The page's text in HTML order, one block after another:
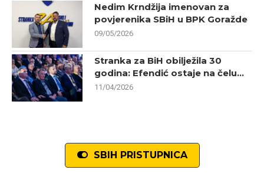
Nedim Krndžija imenovan za
povjerenika SBiH u BPK Goražde
09/05/2026
Stranka za BiH obilježila 30
godina: Efendić ostaje na čelu...
11/04/2026
SBIH PRISTUPNICA